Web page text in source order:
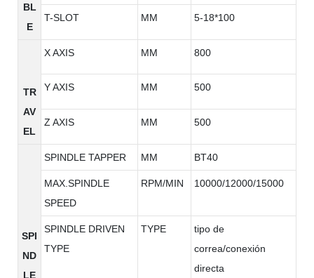
BL
E
T-SLOT MM 5-18*100
TR
AV
EL
X AXIS MM 800
Y AXIS MM 500
Z AXIS MM 500
SPI
ND
LE
SPINDLE TAPPER MM BT40
MAX.SPINDLE
SPEED
RPM/MIN 10000/12000/15000
SPINDLE DRIVEN
TYPE
TYPE
tipo de
correa/conexión
directa